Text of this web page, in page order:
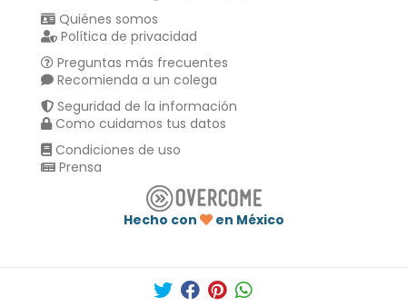
Quiénes somos
Política de privacidad
Preguntas más frecuentes
Recomienda a un colega
Seguridad de la información
Como cuidamos tus datos
Condiciones de uso
Prensa
Hecho con
en México